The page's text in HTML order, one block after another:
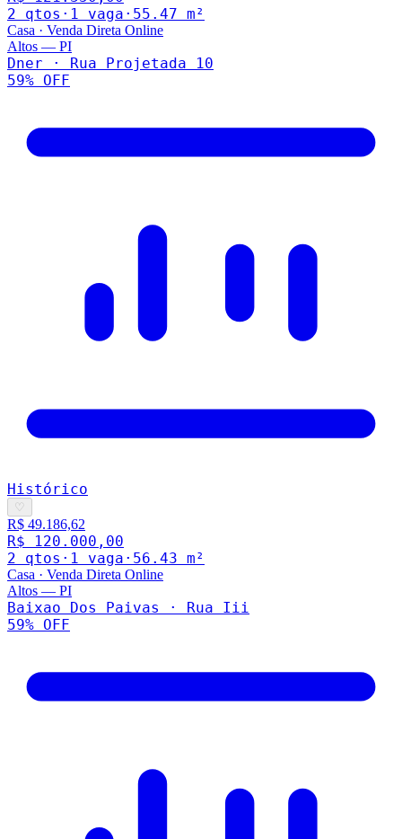
2 qtos · 1 vaga · 55.47 m²
Casa · Venda Direta Online
Altos — PI
Dner · Rua Projetada 10
59% OFF
Histórico
♡
R$ 49.186,62
R$ 120.000,00
2 qtos · 1 vaga · 56.43 m²
Casa · Venda Direta Online
Altos — PI
Baixao Dos Paivas · Rua Iii
59% OFF